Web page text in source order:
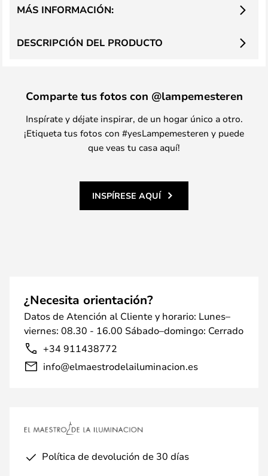
DESCRIPCIÓN DEL PRODUCTO
MÁS INFORMACIÓN:
Comparte tus fotos con @lampemesteren
Inspírate y déjate inspirar, de un hogar único a otro.
¡Etiqueta tus fotos con #yesLampemesteren y puede
que veas tu casa aquí!
INSPÍRESE AQUÍ
¿Necesita orientación?
Datos de Atención al Cliente y horario: Lunes–
viernes: 08.30 - 16.00 Sábado–domingo: Cerrado
+34 911438772
info@elmaestrodelailuminacion.es
Política de devolución de 30 días